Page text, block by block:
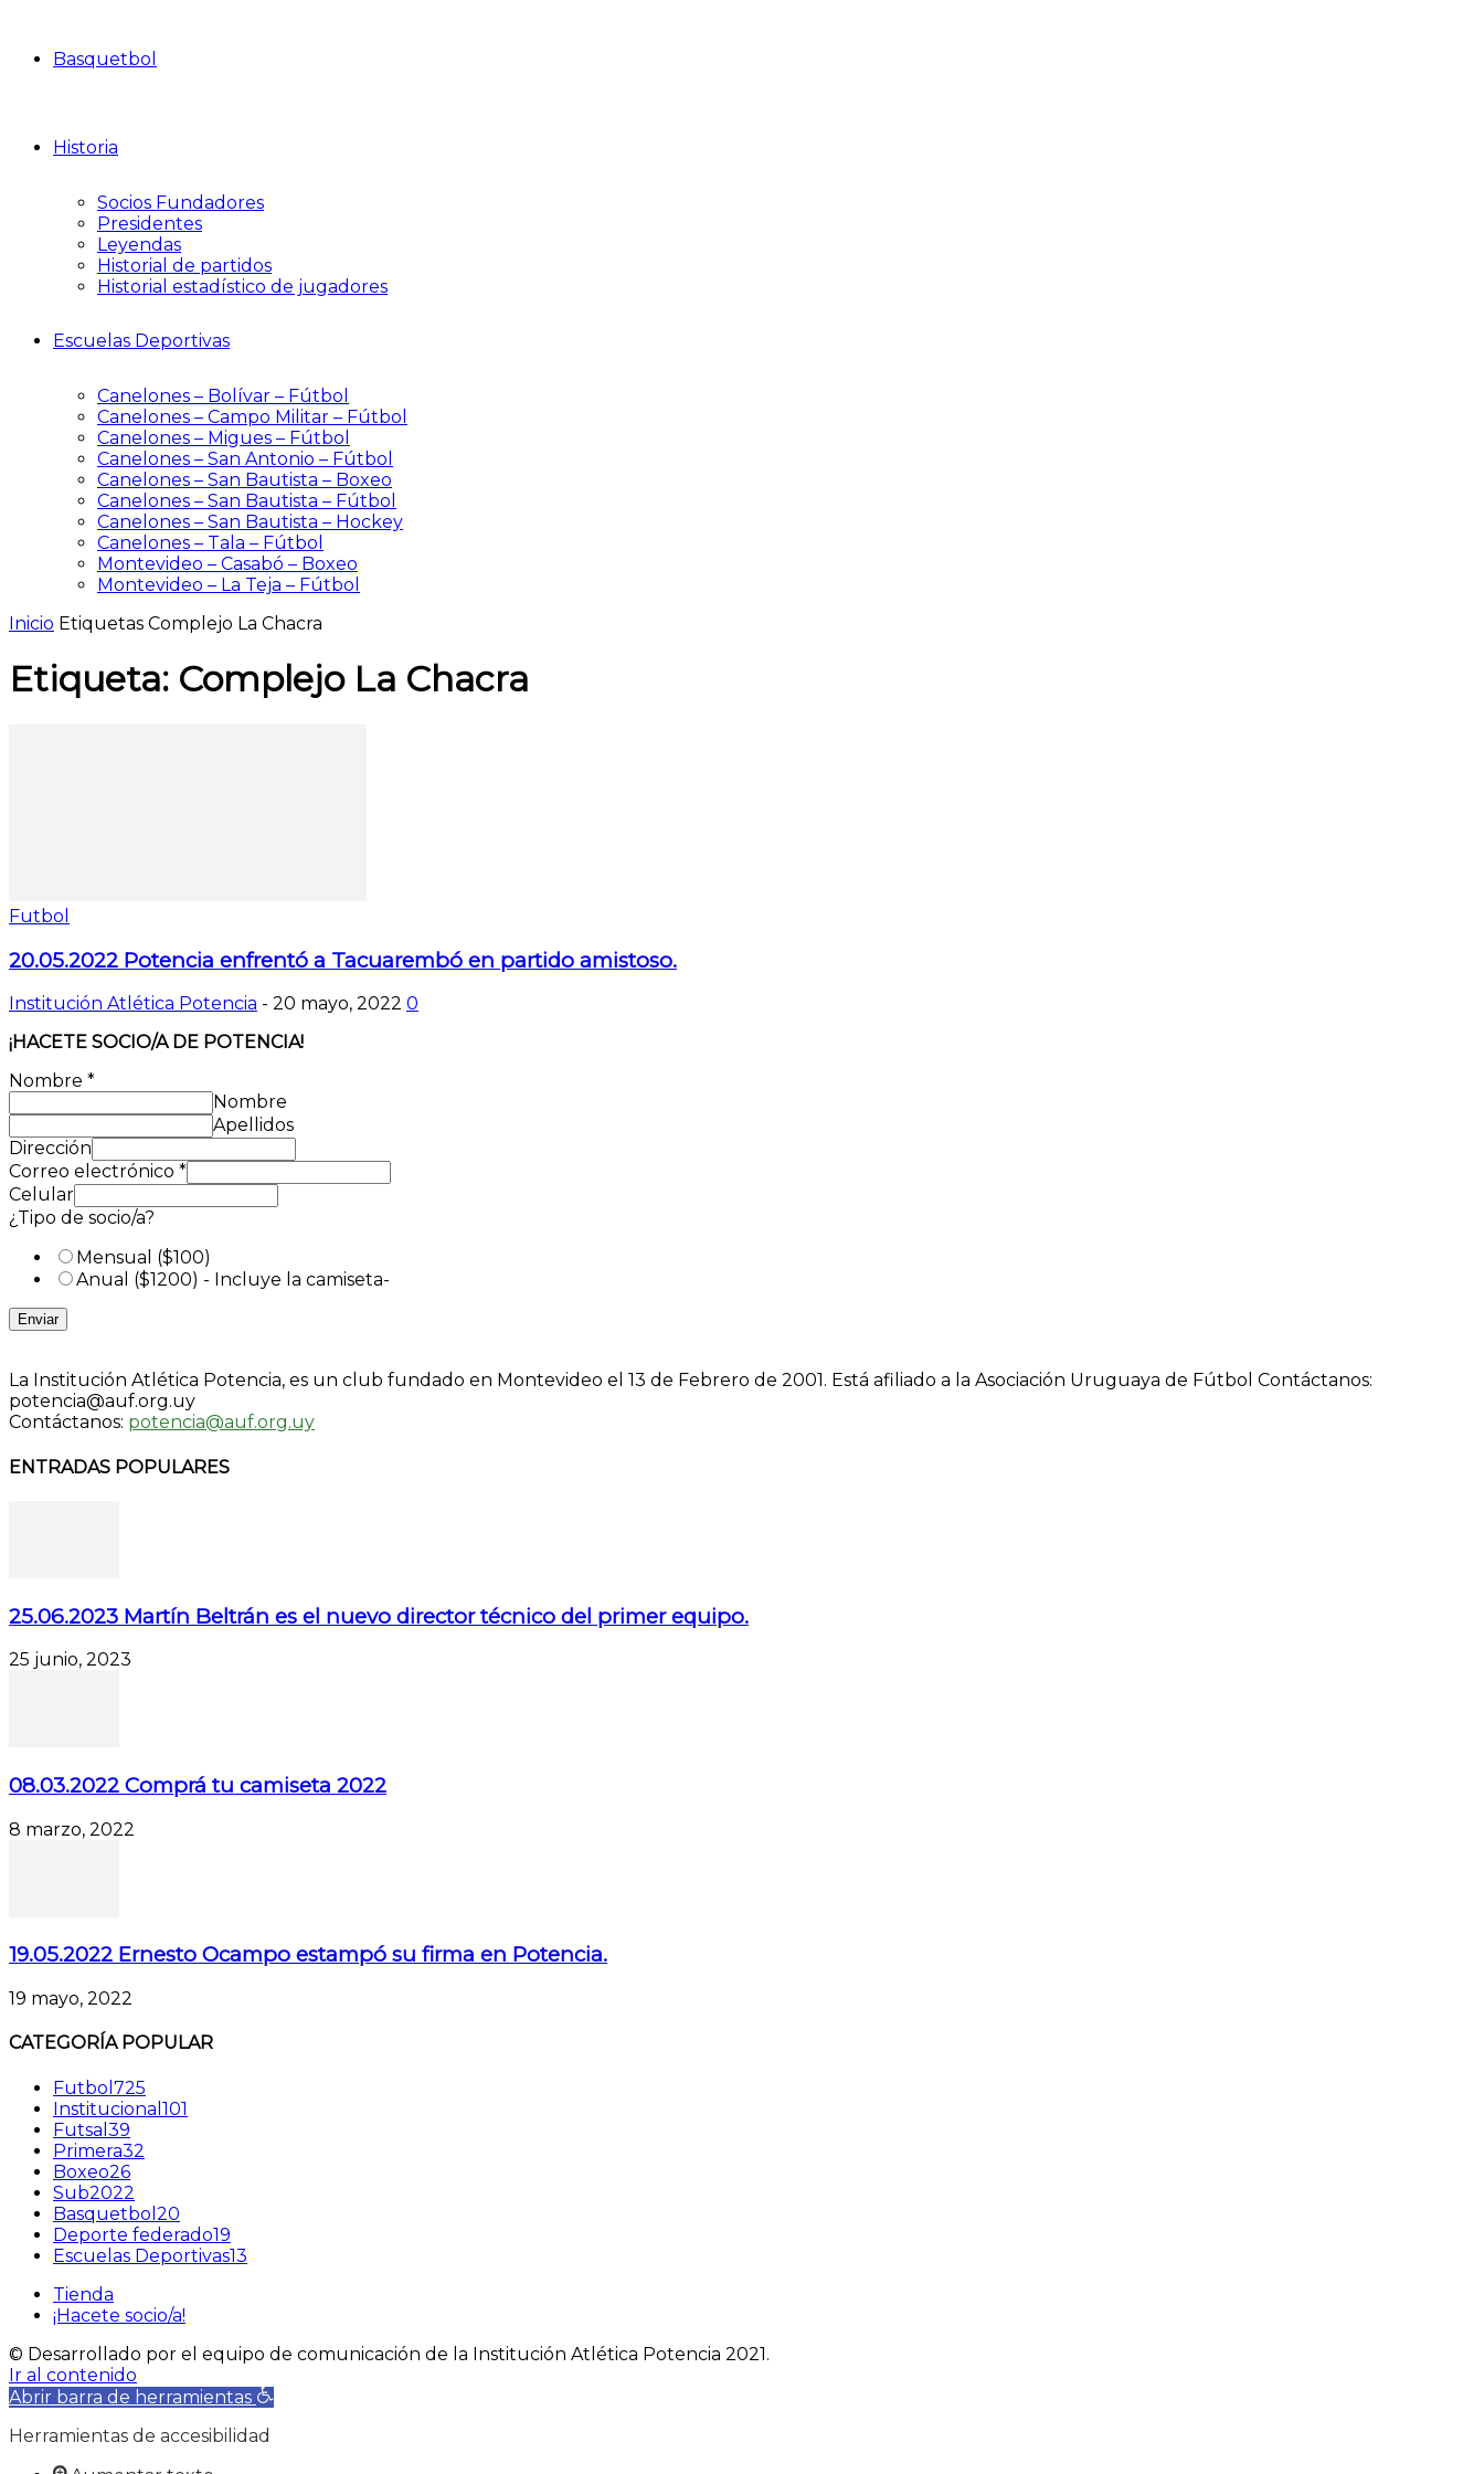
Basquetbol
Historia
Socios Fundadores
Presidentes
Leyendas
Historial de partidos
Historial estadístico de jugadores
Escuelas Deportivas
Canelones – Bolívar – Fútbol
Canelones – Campo Militar – Fútbol
Canelones – Migues – Fútbol
Canelones – San Antonio – Fútbol
Canelones – San Bautista – Boxeo
Canelones – San Bautista – Fútbol
Canelones – San Bautista – Hockey
Canelones – Tala – Fútbol
Montevideo – Casabó – Boxeo
Montevideo – La Teja – Fútbol
Inicio Etiquetas Complejo La Chacra
Etiqueta: Complejo La Chacra
Futbol
20.05.2022 Potencia enfrentó a Tacuarembó en partido amistoso.
Institución Atlética Potencia - 20 mayo, 2022 0
¡HACETE SOCIO/A DE POTENCIA!
Nombre *
Nombre
Apellidos
Dirección
Correo electrónico *
Celular
¿Tipo de socio/a?
Mensual ($100)
Anual ($1200) - Incluye la camiseta-
Enviar
La Institución Atlética Potencia, es un club fundado en Montevideo el 13 de Febrero de 2001. Está afiliado a la Asociación Uruguaya de Fútbol Contáctanos:
potencia@auf.org.uy
Contáctanos: potencia@auf.org.uy
ENTRADAS POPULARES
25.06.2023 Martín Beltrán es el nuevo director técnico del primer equipo.
25 junio, 2023
08.03.2022 Comprá tu camiseta 2022
8 marzo, 2022
19.05.2022 Ernesto Ocampo estampó su firma en Potencia.
19 mayo, 2022
CATEGORÍA POPULAR
Futbol 725
Institucional 101
Futsal 39
Primera32
Boxeo26
Sub2022
Basquetbol 20
Deporte federado19
Escuelas Deportivas13
Tienda
¡Hacete socio/a!
© Desarrollado por el equipo de comunicación de la Institución Atlética Potencia 2021.
Ir al contenido
Abrir barra de herramientas
Herramientas de accesibilidad